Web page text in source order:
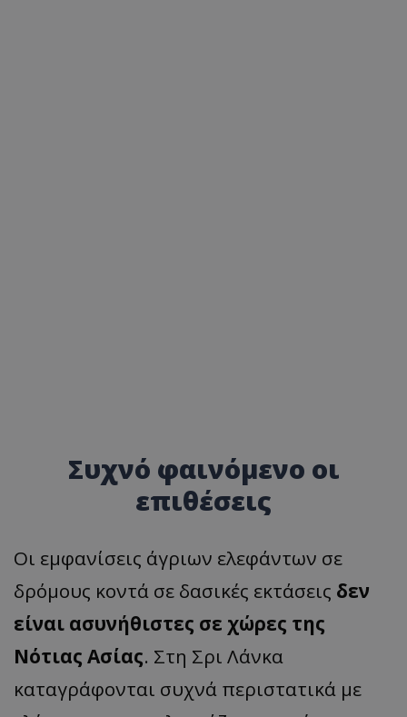
Συχνό φαινόμενο οι
επιθέσεις
Οι εμφανίσεις άγριων ελεφάντων σε
δρόμους κοντά σε δασικές εκτάσεις δεν
είναι ασυνήθιστες σε χώρες της
Νότιας Ασίας. Στη Σρι Λάνκα
καταγράφονται συχνά περιστατικά με